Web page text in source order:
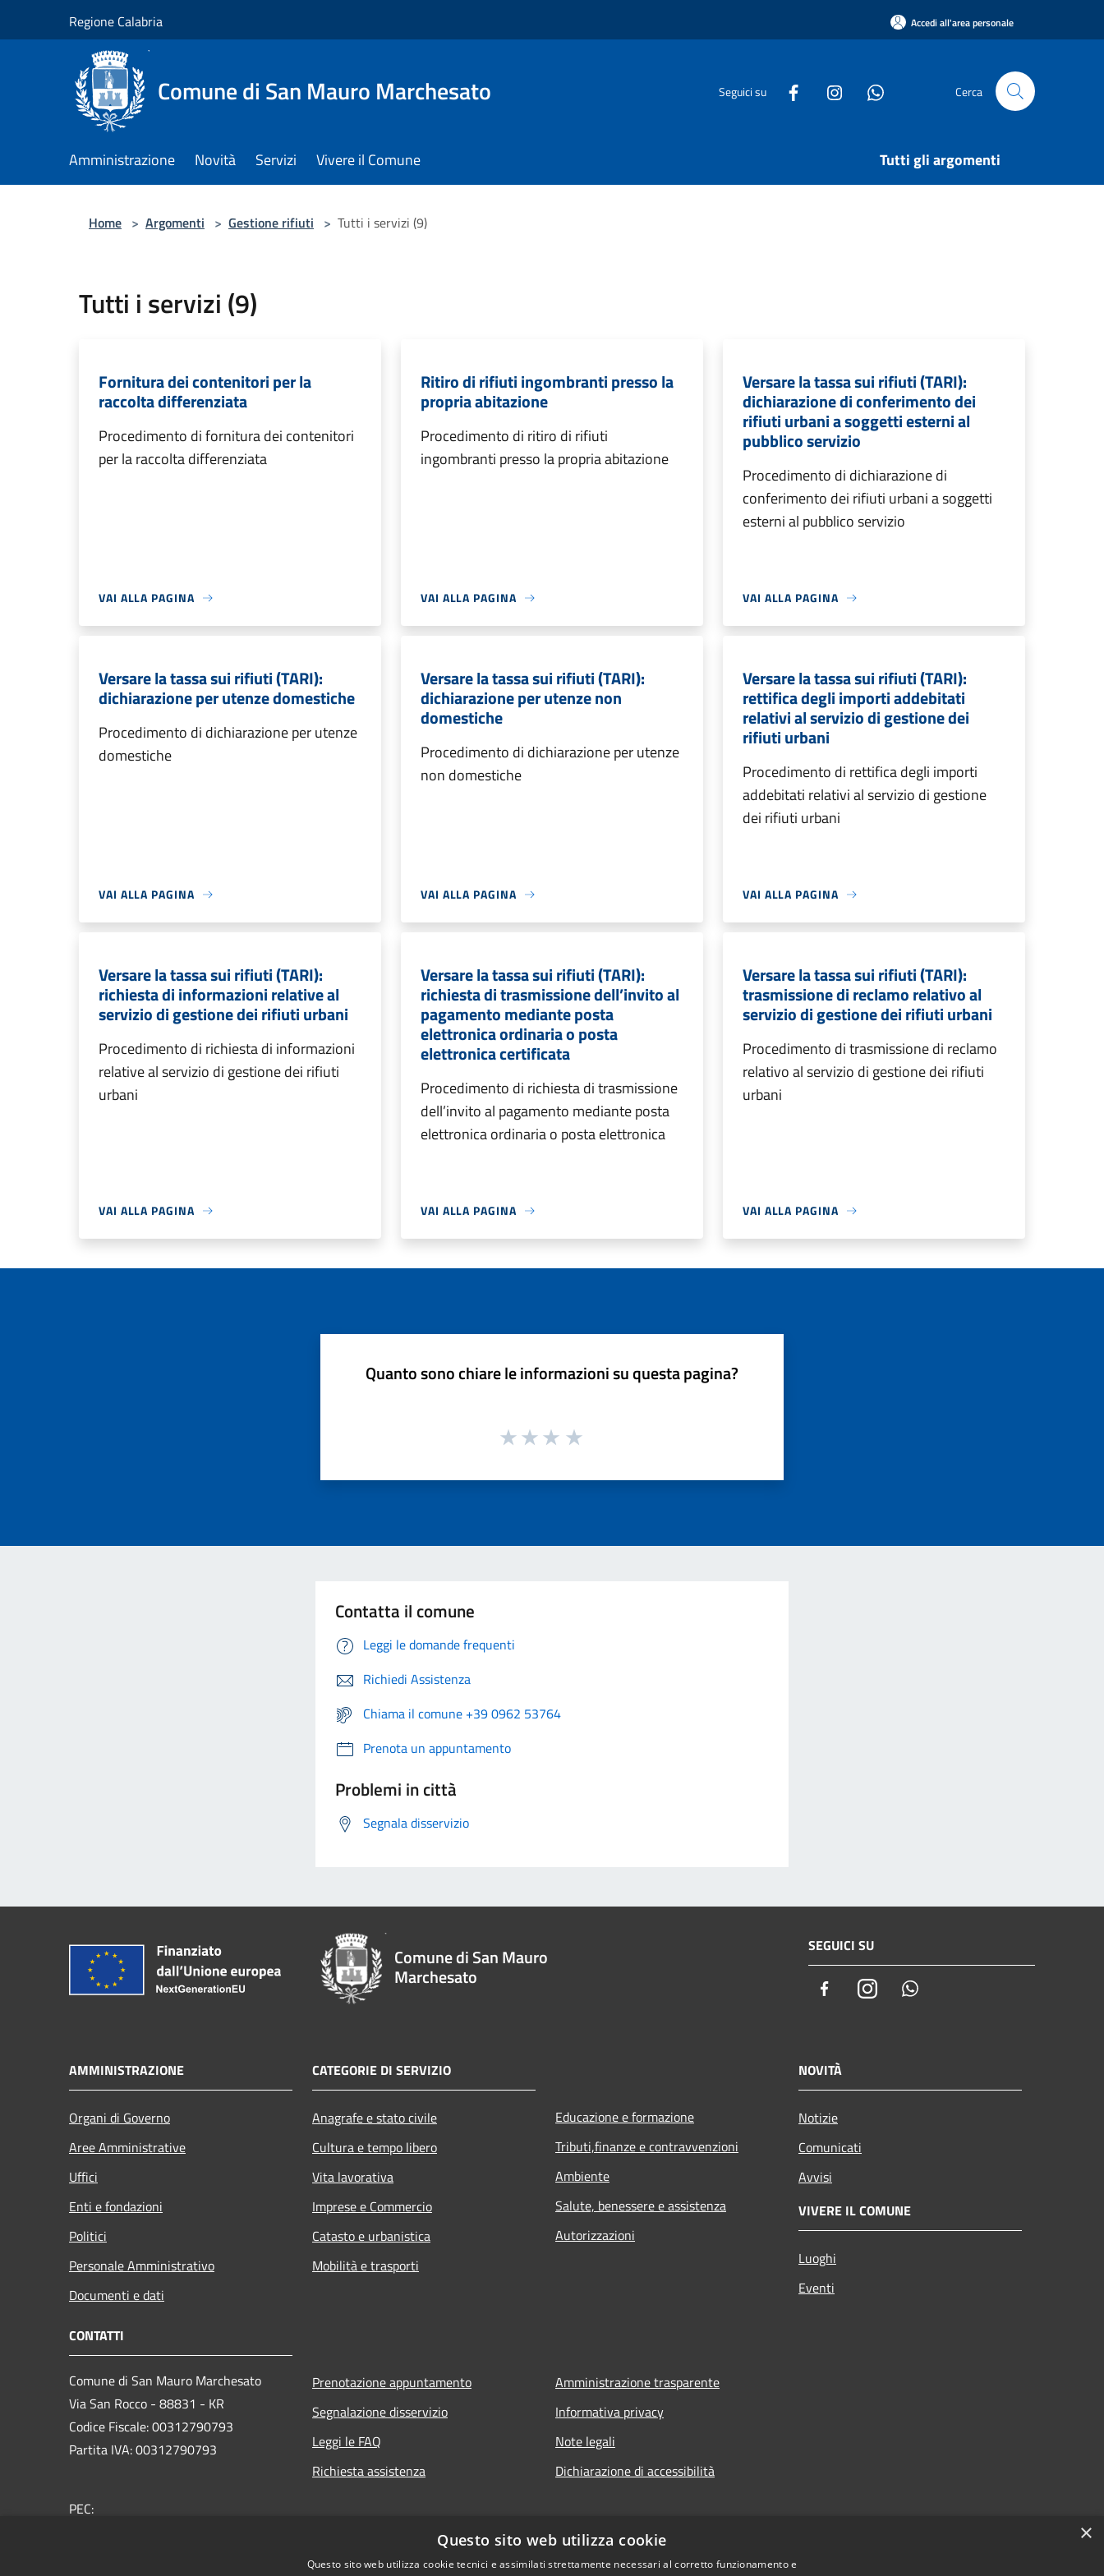
Regione Calabria Accedi all'area personale
Comune di San Mauro Marchesato Seguici su Cerca
Amministrazione Novità Servizi Vivere il Comune Tutti gli argomenti
Home > Argomenti > Gestione rifiuti > Tutti i servizi (9)
Tutti i servizi (9)
Fornitura dei contenitori per la
raccolta differenziata
Procedimento di fornitura dei contenitori
per la raccolta differenziata
VAI ALLA PAGINA
Ritiro di rifiuti ingombranti presso la
propria abitazione
Procedimento di ritiro di rifiuti
ingombranti presso la propria abitazione
VAI ALLA PAGINA
Versare la tassa sui rifiuti (TARI):
dichiarazione di conferimento dei
rifiuti urbani a soggetti esterni al
pubblico servizio
Procedimento di dichiarazione di
conferimento dei rifiuti urbani a soggetti
esterni al pubblico servizio
VAI ALLA PAGINA
Versare la tassa sui rifiuti (TARI):
dichiarazione per utenze domestiche
Procedimento di dichiarazione per utenze
domestiche
VAI ALLA PAGINA
Versare la tassa sui rifiuti (TARI):
dichiarazione per utenze non
domestiche
Procedimento di dichiarazione per utenze
non domestiche
VAI ALLA PAGINA
Versare la tassa sui rifiuti (TARI):
rettifica degli importi addebitati
relativi al servizio di gestione dei
rifiuti urbani
Procedimento di rettifica degli importi
addebitati relativi al servizio di gestione
dei rifiuti urbani
VAI ALLA PAGINA
Versare la tassa sui rifiuti (TARI):
richiesta di informazioni relative al
servizio di gestione dei rifiuti urbani
Procedimento di richiesta di informazioni
relative al servizio di gestione dei rifiuti
urbani
VAI ALLA PAGINA
Versare la tassa sui rifiuti (TARI):
richiesta di trasmissione dell’invito al
pagamento mediante posta
elettronica ordinaria o posta
elettronica certificata
Procedimento di richiesta di trasmissione
dell’invito al pagamento mediante posta
elettronica ordinaria o posta elettronica
VAI ALLA PAGINA
Versare la tassa sui rifiuti (TARI):
trasmissione di reclamo relativo al
servizio di gestione dei rifiuti urbani
Procedimento di trasmissione di reclamo
relativo al servizio di gestione dei rifiuti
urbani
VAI ALLA PAGINA
Quanto sono chiare le informazioni su questa pagina?
Contatta il comune
Leggi le domande frequenti
Richiedi Assistenza
Chiama il comune +39 0962 53764
Prenota un appuntamento
Problemi in città
Segnala disservizio
Comune di San Mauro
Marchesato
SEGUICI SU
FacebookInstagram
AMMINISTRAZIONE
Organi di Governo
Aree Amministrative
Uffici
Enti e fondazioni
Politici
Personale Amministrativo
Documenti e dati
CATEGORIE DI SERVIZIO
Anagrafe e stato civile
Cultura e tempo libero
Vita lavorativa
Imprese e Commercio
Catasto e urbanistica
Mobilità e trasporti
Educazione e formazione
Tributi,finanze e contravvenzioni
Ambiente
Salute, benessere e assistenza
Autorizzazioni
NOVITÀ
Notizie
Comunicati
Avvisi
VIVERE IL COMUNE
Luoghi
Eventi
CONTATTI
Comune di San Mauro Marchesato
Via San Rocco - 88831 - KR
Codice Fiscale: 00312790793
Partita IVA: 00312790793
PEC:
Prenotazione appuntamento
Segnalazione disservizio
Leggi le FAQ
Richiesta assistenza
Amministrazione trasparente
Informativa privacy
Note legali
Dichiarazione di accessibilità
×
Questo sito web utilizza cookie
Questo sito web utilizza cookie tecnici e assimilati strettamente necessari al corretto funzionamento e